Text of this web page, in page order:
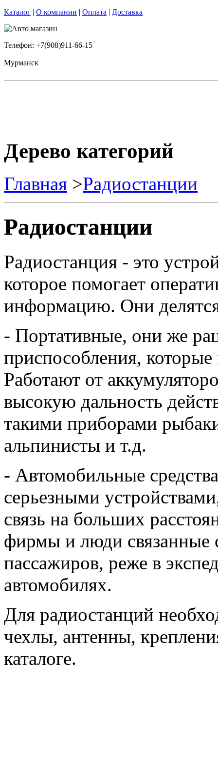
Каталог | О компании | Оплата | Доставка
Телефон: +7(908)911-66-15
Мурманск
Дерево категорий
Главная >Радиостанции
Радиостанции
Радиостанция - это
которое помогает
информацию. Они
- Портативные, они же
приспособления,
Работают от
высокую дальность
такими приборами
альпинисты и т.д.
- Автомобильные
серьезными
связь на больших
фирмы и люди связанные
пассажиров, реже в
автомобилях.
Для радиостанций
чехлы, антенны,
каталоге.